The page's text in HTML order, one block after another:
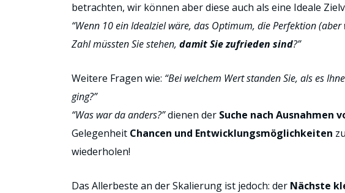
betrachten, wir können aber diese auch als eine Ideale
“Wenn 10 ein Idealziel wäre, das Optimum, die Perfektion
Zahl müssten Sie stehen, damitSie zufrieden sind?”
Weitere Fragen wie: “Bei welchem Wert standen Sie, als es
ging?”
“Was war da anders?”dienen der Suche nach Ausnahmen
Gelegenheit Chancen und Entwicklungsmöglichkeiten
wiederholen!
Das Allerbeste an der Skalierung ist jedoch: der Nächste